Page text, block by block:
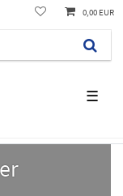
☰
0,00 EUR